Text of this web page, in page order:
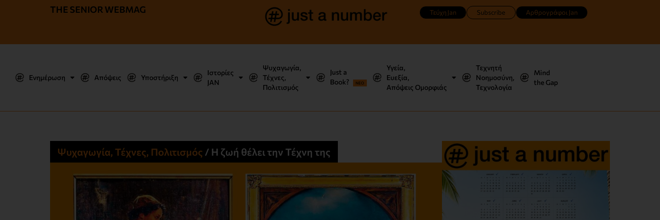
THE SENIOR WEBMAG Τεύχη Jan Subscribe Αρθρογράφοι Jan
Ενημέρωση Απόψεις Υποστήριξη
Ιστορίες
JΑΝ
Ψυχαγωγία,
Τέχνες,
Πολιτισμός
Just a
Book?
NEO
Υγεία,
Ευεξία,
Απόψεις Ομορφιάς
Τεχνητή
Νοημοσύνη,
Τεχνολογία
Mind
the Gap
Ψυχαγωγία, Τέχνες, Πολιτισμός / Η ζωή θέλει την Τέχνη της